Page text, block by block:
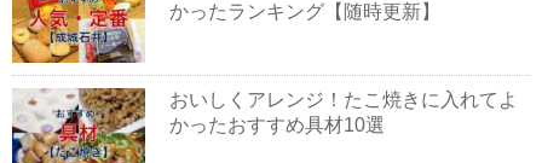
かったランキング【随時更新】
おいしくアレンジ！たこ焼きに入れてよ
かったおすすめ具材10選